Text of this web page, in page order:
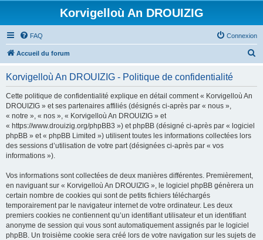
Korvigelloù An DROUIZIG
FAQ Connexion
Accueil du forum
Korvigelloù An DROUIZIG - Politique de confidentialité
Cette politique de confidentialité explique en détail comment « Korvigelloù An
DROUIZIG » et ses partenaires affiliés (désignés ci-après par « nous »,
« notre », « nos », « Korvigelloù An DROUIZIG » et
« https://www.drouizig.org/phpBB3 ») et phpBB (désigné ci-après par « logiciel
phpBB » et « phpBB Limited ») utilisent toutes les informations collectées lors
des sessions d’utilisation de votre part (désignées ci-après par « vos
informations »).
Vos informations sont collectées de deux manières différentes. Premièrement,
en naviguant sur « Korvigelloù An DROUIZIG », le logiciel phpBB génèrera un
certain nombre de cookies qui sont de petits fichiers téléchargés
temporairement par le navigateur internet de votre ordinateur. Les deux
premiers cookies ne contiennent qu’un identifiant utilisateur et un identifiant
anonyme de session qui vous sont automatiquement assignés par le logiciel
phpBB. Un troisième cookie sera créé lors de votre navigation sur les sujets de